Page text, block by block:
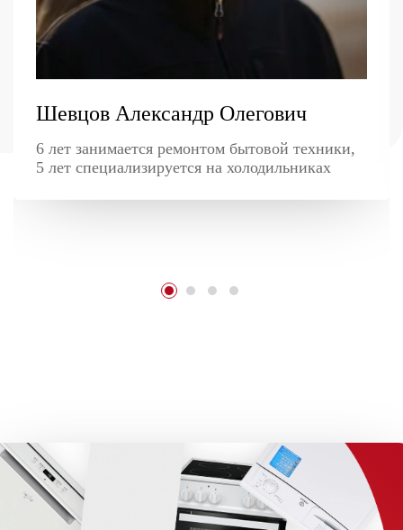
Шевцов Александр Олегович
6 лет занимается ремонтом бытовой техники,
5 лет специализируется на холодильниках